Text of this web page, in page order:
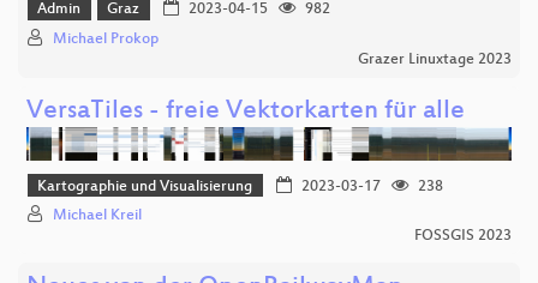
Admin Graz 2023-04-15
982
Michael Prokop
Grazer Linuxtage 2023
VersaTiles - freie Vektorkarten für alle
Kartographie und Visualisierung 2023-03-17
238
Michael Kreil
FOSSGIS 2023